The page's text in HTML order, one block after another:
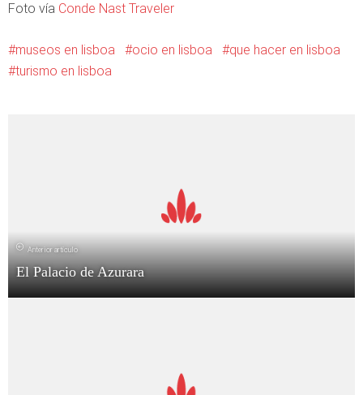
Foto vía Conde Nast Traveler
museos en lisboa ocio en lisboa
que hacer en lisboa
turismo en lisboa
Anterior artículo
El Palacio de Azurara